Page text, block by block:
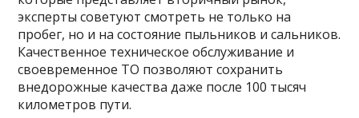
эксперты советуют смотреть не только на
пробег, но и на состояние пыльников и сальников.
Качественное техническое обслуживание и
своевременное ТО позволяют сохранить
внедорожные качества даже после 100 тысяч
километров пути.